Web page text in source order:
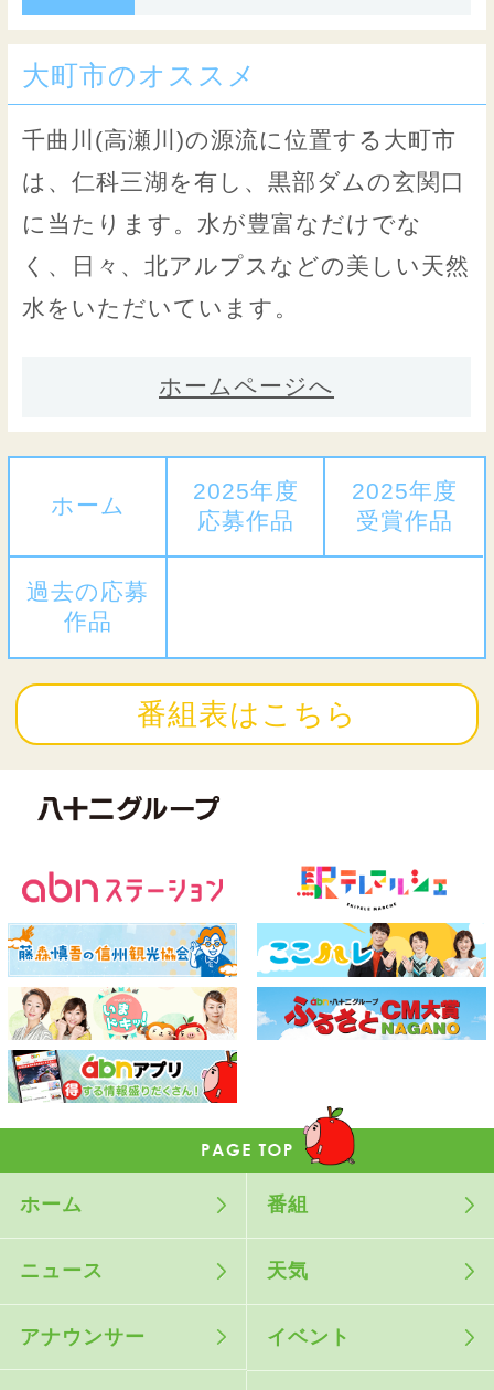
大町市のオススメ
千曲川(高瀬川)の源流に位置する大町市
は、仁科三湖を有し、黒部ダムの玄関口
に当たります。水が豊富なだけでな
く、日々、北アルプスなどの美しい天然
水をいただいています。
ホームページへ
ホーム
2025年度
応募作品
2025年度
受賞作品
過去の応募
作品
番組表はこちら
ホーム 番組
ニュース 天気
アナウンサー イベント